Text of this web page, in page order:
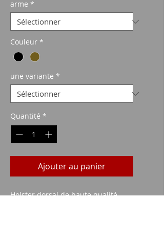
arme *
Couleur *
une variante *
Quantité *
Ajouter au panier
Holster dorsal de haute qualité